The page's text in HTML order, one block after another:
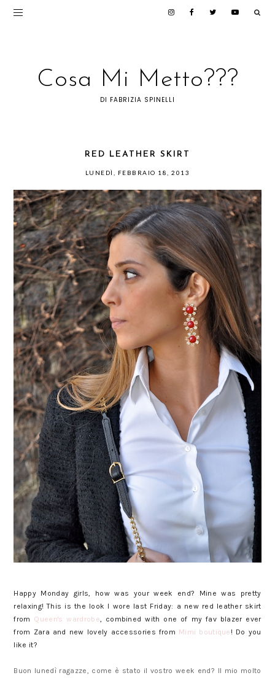
Cosa Mi Metto???
DI FABRIZIA SPINELLI
RED LEATHER SKIRT
LUNEDÌ, FEBBRAIO 18, 2013
Happy Monday girls, how was your week end? Mine was pretty
relaxing! This is the look I wore last Friday: a new red leather skirt
from Queen's wardrobe, combined with one of my fav blazer ever
from Zara and new lovely accessories from Mimi boutique ! Do you
like it?
Buon lunedì ragazze, come è stato il vostro week end? Il mio molto